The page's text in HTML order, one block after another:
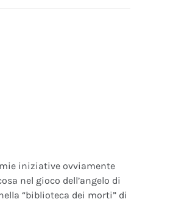
iniziative ovviamente
nel gioco dell’angelo di
“biblioteca dei morti” di